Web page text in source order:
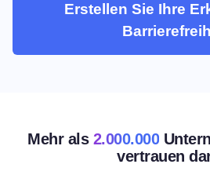
Erstellen Sie Ihre
Mehr als 2.000.000
vertrauen